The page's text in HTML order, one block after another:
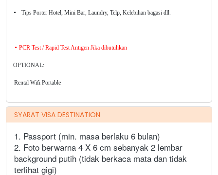
• Tips Porter Hotel, Mini Bar, Laundry, Telp, Kelebihan bagasi dll.
• PCR Test / Rapid Test Antigen Jika dibutuhkan
OPTIONAL:
Rental Wifi Portable
SYARAT VISA DESTINATION
1. Passport (min. masa berlaku 6 bulan)
2. Foto berwarna 4 X 6 cm sebanyak 2 lembar
background putih (tidak berkaca mata dan tidak
terlihat gigi)